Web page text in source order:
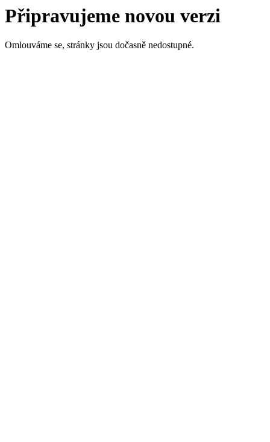
Připravujeme novou verzi
Omlouváme se, stránky jsou dočasně nedostupné.